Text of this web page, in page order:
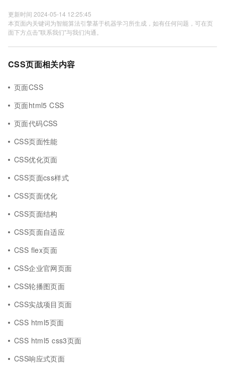
更新时间 2024-05-14 12:25:45
本页面内关键词为智能算法引擎基于机器学习所生成，如有任何问题，可在页
面下方点击"联系我们"与我们沟通。
CSS页面相关内容
页面CSS
页面html5 CSS
页面代码CSS
CSS页面性能
CSS优化页面
CSS页面css样式
CSS页面优化
CSS页面结构
CSS页面自适应
CSS flex页面
CSS企业官网页面
CSS轮播图页面
CSS实战项目页面
CSS html5页面
CSS html5 css3页面
CSS响应式页面